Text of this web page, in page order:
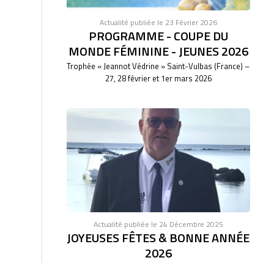
Actualité publiée le 23 Février 2026
PROGRAMME - COUPE DU
MONDE FÉMININE - JEUNES 2026
Trophée « Jeannot Védrine » Saint-Vulbas (France) –
27, 28 février et 1er mars 2026
Actualité publiée le 24 Décembre 2025
JOYEUSES FÊTES & BONNE ANNÉE
2026